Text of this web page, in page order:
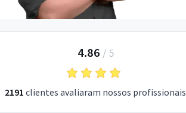
4.86 / 5
2191 clientes avaliaram nossos profissionais